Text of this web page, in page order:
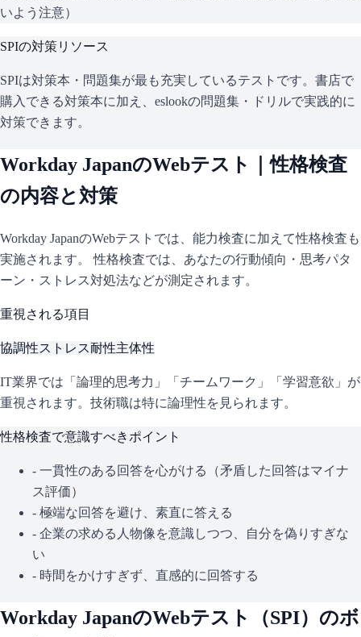
いよう注意）
SPIの対策リソース
SPIは対策本・問題集が最も充実しているテストです。書店で
購入できる対策本に加え、eslookの問題集・ドリルで実践的に
対策できます。
Workday JapanのWebテスト｜性格検査
の内容と対策
Workday JapanのWebテストでは、能力検査に加えて性格検査も
実施されます。 性格検査では、あなたの行動傾向・思考パタ
ーン・ストレス対処法などが測定されます。
重視される項目
協調性ストレス耐性主体性
IT業界では「論理的思考力」「チームワーク」「学習意欲」が
重視されます。技術職は特に論理性を見られます。
性格検査で意識すべきポイント
- 一貫性のある回答を心がける（矛盾した回答はマイナ
ス評価）
- 極端な回答を避け、素直に答える
- 企業の求める人物像を意識しつつ、自分を偽りすぎな
い
- 時間をかけすぎず、直感的に回答する
Workday JapanのWebテスト（SPI）のボ